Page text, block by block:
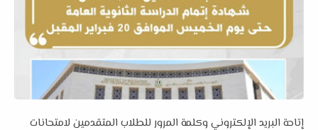
إتاحة البريد الإلكتروني وكلمة المرور للطلاب المتقدمين لامتحانات